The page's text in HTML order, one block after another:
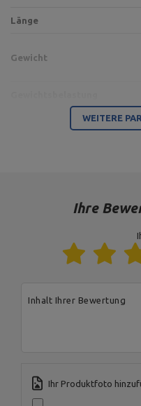
Länge
Gewicht
Platz für Griffe
WEITERE
Ihre
Inhalt Ihrer Bewertung
Ihr Produktfoto